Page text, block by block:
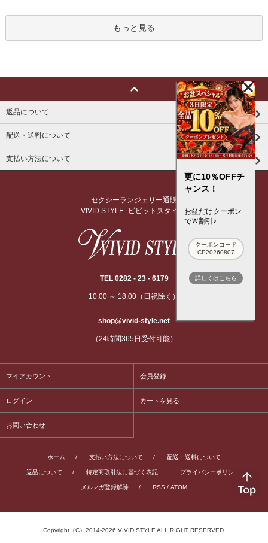
もっと見る
返品について
配送・送料について
支払い方法について
セクシーランジェリー通販
VIVID STYLE -ビビットスタイル-
TEL 0282 - 23 - 6179
10:00 ～ 18:00（日祝除く）
shop@vivid-style.net
（24時間365日受付可能）
マイアカウント 会員登録
ログイン カートを見る
お問い合わせ
ホーム / 支払い方法について / 配送・送料について
返品について / 特定商取引法に基づく表記 プライバシーポリシー
メルマガ登録解除 / RSS / ATOM
Copyright（C）2014-2026 VIVID STYLE ALL RIGHT RESERVED.
更に10％OFFチ
ャンス！
お盆だけクーポン
でＷ割引♪
クーポンコード
CP20260807
詳しくはこちら